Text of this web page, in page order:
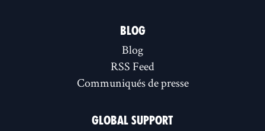
BLOG
Blog
RSS Feed
Communiqués de presse
GLOBAL SUPPORT